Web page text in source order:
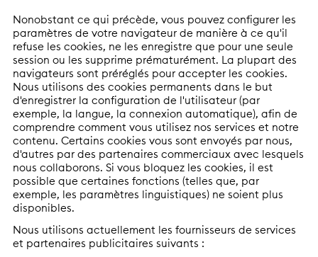
Nonobstant ce qui précède, vous pouvez configurer les
paramètres de votre navigateur de manière à ce qu'il
refuse les cookies, ne les enregistre que pour une seule
session ou les supprime prématurément. La plupart des
navigateurs sont préréglés pour accepter les cookies.
Nous utilisons des cookies permanents dans le but
d'enregistrer la configuration de l'utilisateur (par
exemple, la langue, la connexion automatique), afin de
comprendre comment vous utilisez nos services et notre
contenu. Certains cookies vous sont envoyés par nous,
d'autres par des partenaires commerciaux avec lesquels
nous collaborons. Si vous bloquez les cookies, il est
possible que certaines fonctions (telles que, par
exemple, les paramètres linguistiques) ne soient plus
disponibles.
Nous utilisons actuellement les fournisseurs de services
et partenaires publicitaires suivants :